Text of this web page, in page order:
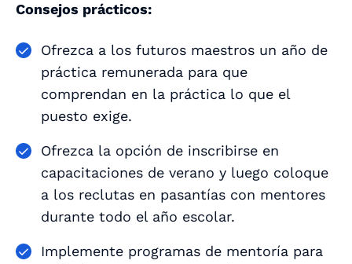
Consejos prácticos:
Ofrezca a los futuros maestros un año de
práctica remunerada para que
comprendan en la práctica lo que el
puesto exige.
Ofrezca la opción de inscribirse en
capacitaciones de verano y luego coloque
a los reclutas en pasantías con mentores
durante todo el año escolar.
Implemente programas de mentoría para